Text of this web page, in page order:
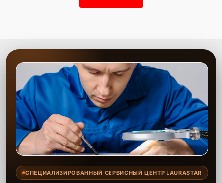
СПЕЦИАЛИЗИРОВАННЫЙ СЕРВИСНЫЙ ЦЕНТР LAURASTAR